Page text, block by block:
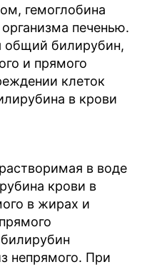
гемоглобина
печенью.
общий билирубин,
и прямого
клеток
в крови
в воде
крови в
в жирах и
непрямого. При